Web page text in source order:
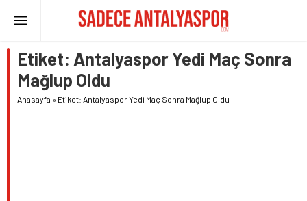
Etiket: Antalyaspor Yedi Maç Sonra
Mağlup Oldu
Anasayfa » Etiket: Antalyaspor Yedi Maç Sonra Mağlup Oldu